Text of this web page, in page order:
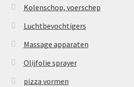
Kolenschop, voerschep
Luchtbevochtigers
Massage apparaten
Olijfolie sprayer
pizza vormen